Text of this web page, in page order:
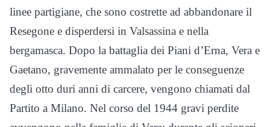
linee partigiane, che sono costrette ad abbandonare il
Resegone e disperdersi in Valsassina e nella
bergamasca. Dopo la battaglia dei Piani d’Erna, Vera e
Gaetano, gravemente ammalato per le conseguenze
degli otto duri anni di carcere, vengono chiamati dal
Partito a Milano. Nel corso del 1944 gravi perdite